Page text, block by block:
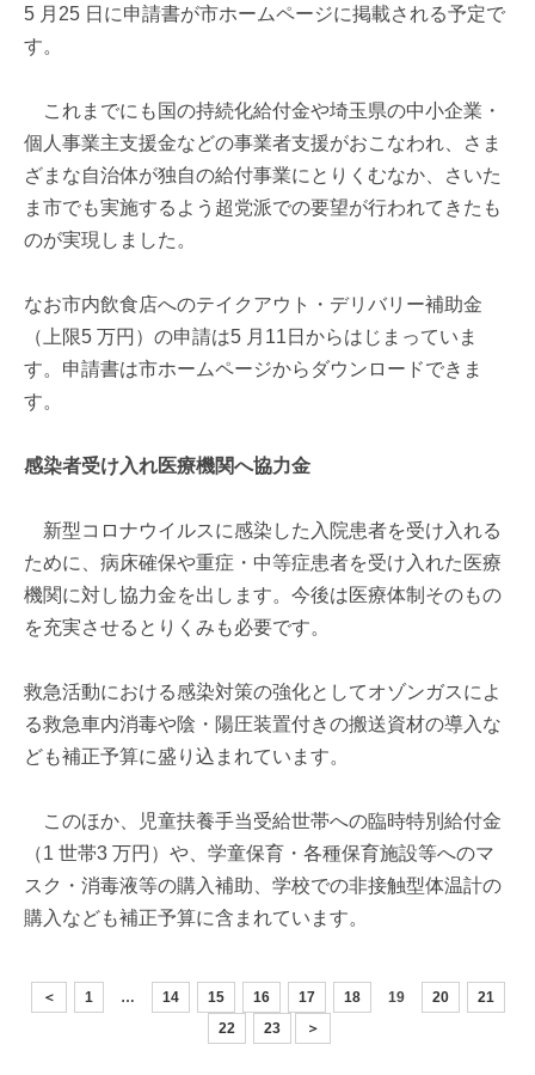
5 月25 日に申請書が市ホームページに掲載される予定で
す。
これまでにも国の持続化給付金や埼玉県の中小企業・
個人事業主支援金などの事業者支援がおこなわれ、さま
ざまな自治体が独自の給付事業にとりくむなか、さいた
ま市でも実施するよう超党派での要望が行われてきたも
のが実現しました。
なお市内飲食店へのテイクアウト・デリバリー補助金
（上限5 万円）の申請は5 月11日からはじまっていま
す。申請書は市ホームページからダウンロードできま
す。
感染者受け入れ医療機関へ協力金
新型コロナウイルスに感染した入院患者を受け入れる
ために、病床確保や重症・中等症患者を受け入れた医療
機関に対し協力金を出します。今後は医療体制そのもの
を充実させるとりくみも必要です。
救急活動における感染対策の強化としてオゾンガスによ
る救急車内消毒や陰・陽圧装置付きの搬送資材の導入な
ども補正予算に盛り込まれています。
このほか、児童扶養手当受給世帯への臨時特別給付金
（1 世帯3 万円）や、学童保育・各種保育施設等へのマ
スク・消毒液等の購入補助、学校での非接触型体温計の
購入なども補正予算に含まれています。
＜ 1 … 14 15 16 17 18 19 20
21
22
23 ＞